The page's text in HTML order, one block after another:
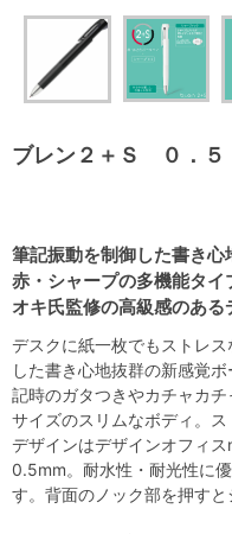
ブレン２＋Ｓ ０．
筆記振動を制御した書き心
赤・シャープの多機能タ
オキ氏監修の高級感のある
デスクに紙一枚でもストレ
した書き心地抜群の新感覚
記時のガタつきやカチャカ
サイズのスリムなボディ。
デザインはデザインオフィ
0.5mm。耐水性・耐光性に
す。背面のノック部を押すと